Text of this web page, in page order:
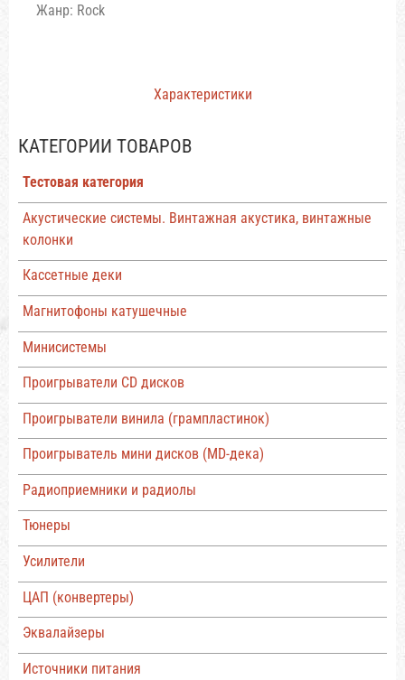
КАТЕГОРИИ ТОВАРОВ
Тестовая категория
Акустические системы. Винтажная акустика, винтажные
колонки
Кассетные деки
Магнитофоны катушечные
Минисистемы
Проигрыватели CD дисков
Проигрыватели винила (грампластинок)
Проигрыватель мини дисков (MD-дека)
Радиоприемники и радиолы
Тюнеры
Усилители
ЦАП (конвертеры)
Эквалайзеры
Источники питания
Характеристики
Жанр: Rock